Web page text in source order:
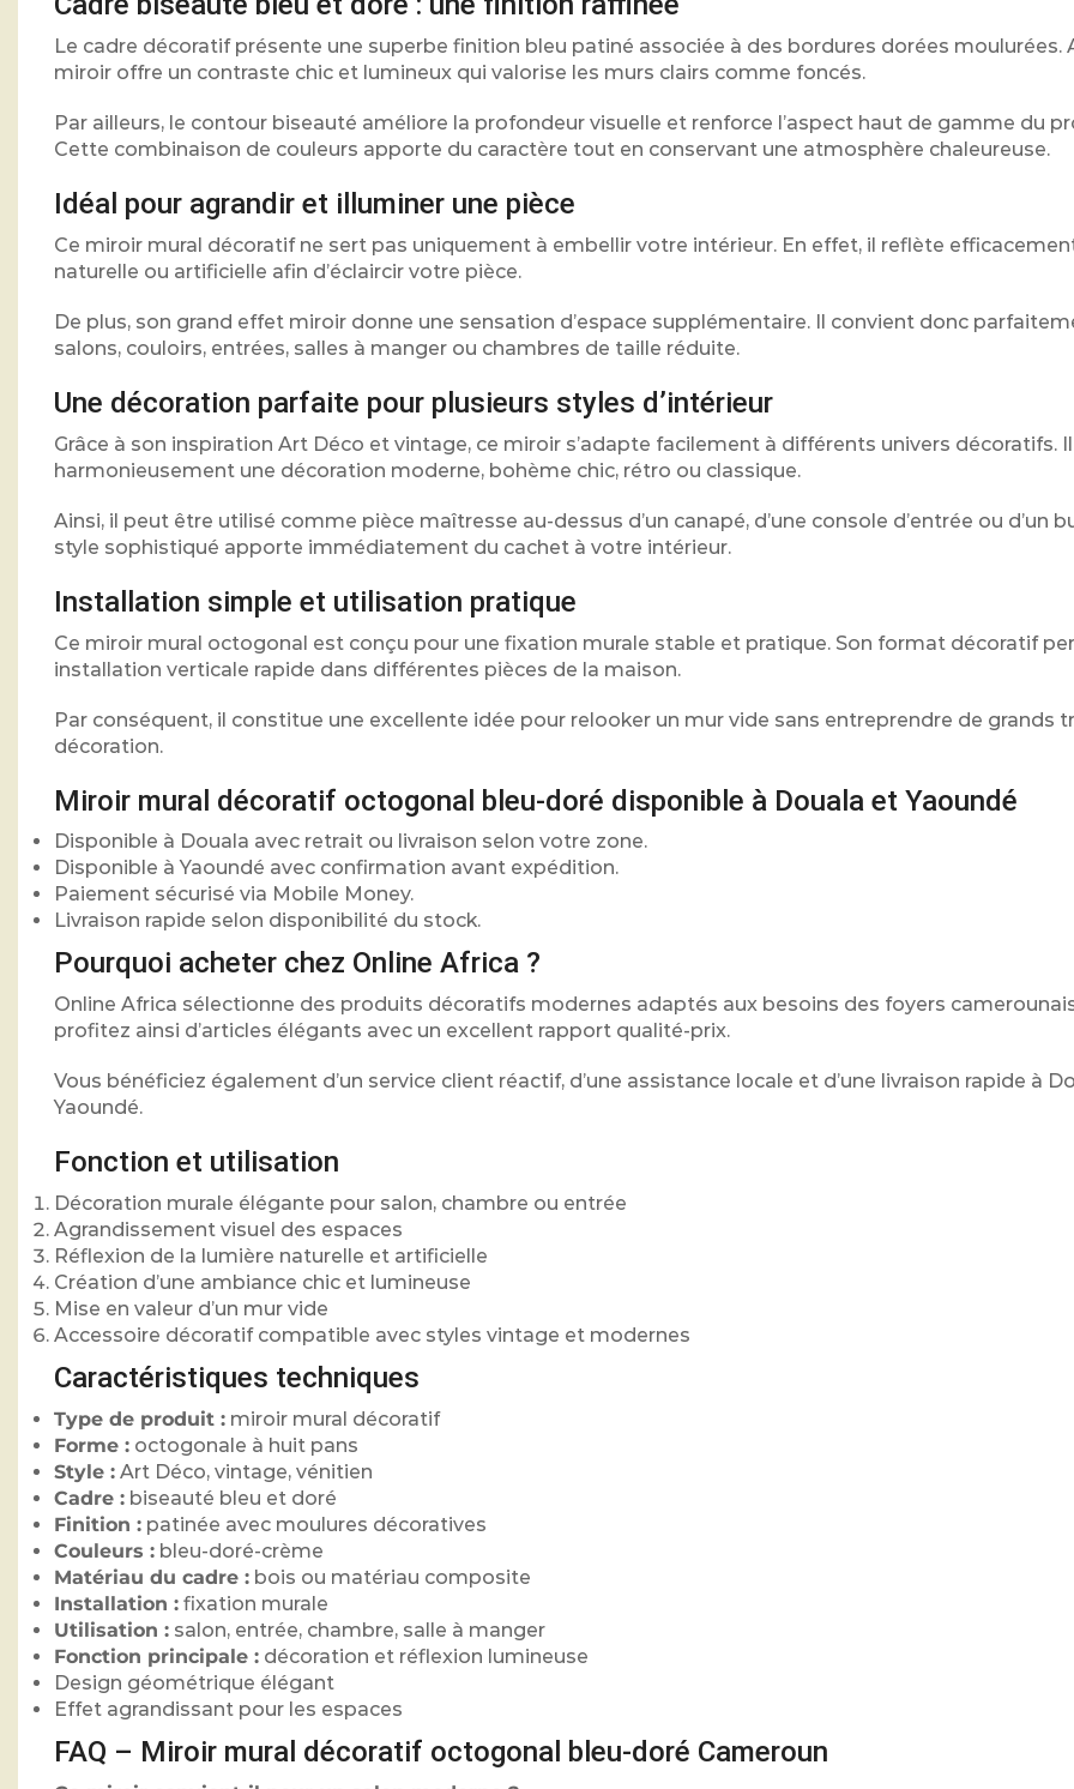
Le cadre décoratif présente une superbe finition bleu patiné associée à des bordures dorées moulurées.
miroir offre un contraste chic et lumineux qui valorise les murs clairs comme foncés.
Par ailleurs, le contour biseauté améliore la profondeur visuelle et renforce l’aspect haut de gamme du
Cette combinaison de couleurs apporte du caractère tout en conservant une atmosphère chaleureuse.
Idéal pour agrandir et illuminer une pièce
Ce miroir mural décoratif ne sert pas uniquement à embellir votre intérieur. En effet, il reflète
naturelle ou artificielle afin d’éclaircir votre pièce.
De plus, son grand effet miroir donne une sensation d’espace supplémentaire. Il convient donc
salons, couloirs, entrées, salles à manger ou chambres de taille réduite.
Une décoration parfaite pour plusieurs styles d’intérieur
Grâce à son inspiration Art Déco et vintage, ce miroir s’adapte facilement à différents univers décoratifs.
harmonieusement une décoration moderne, bohème chic, rétro ou classique.
Ainsi, il peut être utilisé comme pièce maîtresse au-dessus d’un canapé, d’une console d’entrée ou d’un
style sophistiqué apporte immédiatement du cachet à votre intérieur.
Installation simple et utilisation pratique
Ce miroir mural octogonal est conçu pour une fixation murale stable et pratique. Son format décoratif
installation verticale rapide dans différentes pièces de la maison.
Par conséquent, il constitue une excellente idée pour relooker un mur vide sans entreprendre de grands
décoration.
Miroir mural décoratif octogonal bleu-doré disponible à Douala et Yaoundé
Disponible à Douala avec retrait ou livraison selon votre zone.
Disponible à Yaoundé avec confirmation avant expédition.
Paiement sécurisé via Mobile Money.
Livraison rapide selon disponibilité du stock.
Pourquoi acheter chez Online Africa ?
Online Africa sélectionne des produits décoratifs modernes adaptés aux besoins des foyers
profitez ainsi d’articles élégants avec un excellent rapport qualité-prix.
Vous bénéficiez également d’un service client réactif, d’une assistance locale et d’une livraison rapide à
Yaoundé.
Fonction et utilisation
Décoration murale élégante pour salon, chambre ou entrée
Agrandissement visuel des espaces
Réflexion de la lumière naturelle et artificielle
Création d’une ambiance chic et lumineuse
Mise en valeur d’un mur vide
Accessoire décoratif compatible avec styles vintage et modernes
Caractéristiques techniques
Type de produit : miroir mural décoratif
Forme : octogonale à huit pans
Style : Art Déco, vintage, vénitien
Cadre : biseauté bleu et doré
Finition : patinée avec moulures décoratives
Couleurs : bleu-doré-crème
Matériau du cadre : bois ou matériau composite
Installation : fixation murale
Utilisation : salon, entrée, chambre, salle à manger
Fonction principale : décoration et réflexion lumineuse
Design géométrique élégant
Effet agrandissant pour les espaces
FAQ – Miroir mural décoratif octogonal bleu-doré Cameroun